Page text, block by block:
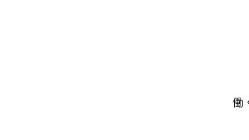
個人情報保護方
働